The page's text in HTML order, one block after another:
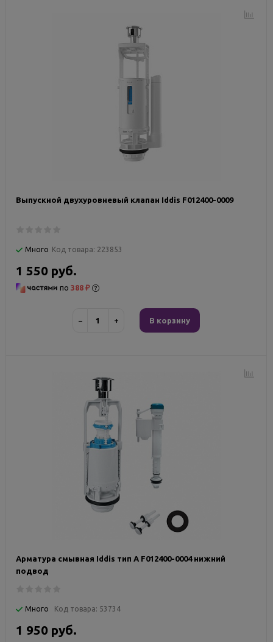
Выпускной двухуровневый клапан Iddis F012400-0009
Много Код товара: 223853
1 550 руб.
по 388 ₽
− + В корзину
Арматура смывная Iddis тип А F012400-0004 нижний
подвод
Много Код товара: 53734
1 950 руб.